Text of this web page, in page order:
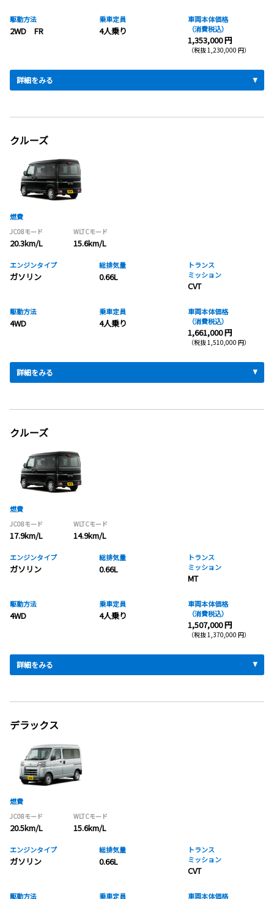
駆動方法
2WD FR
乗車定員
4人乗り
車両本体価格
（消費税込）
1,353,000 円
（税抜 1,230,000 円）
詳細をみる
クルーズ
燃費
JC08モード
20.3km/L
WLTCモード
15.6km/L
エンジンタイプ
ガソリン
総排気量
0.66L
トランス
ミッション
CVT
駆動方法
4WD
乗車定員
4人乗り
車両本体価格
（消費税込）
1,661,000 円
（税抜 1,510,000 円）
詳細をみる
クルーズ
燃費
JC08モード
17.9km/L
WLTCモード
14.9km/L
エンジンタイプ
ガソリン
総排気量
0.66L
トランス
ミッション
MT
駆動方法
4WD
乗車定員
4人乗り
車両本体価格
（消費税込）
1,507,000 円
（税抜 1,370,000 円）
詳細をみる
デラックス
燃費
JC08モード
20.5km/L
WLTCモード
15.6km/L
エンジンタイプ
ガソリン
総排気量
0.66L
トランス
ミッション
CVT
駆動方法 乗車定員 車両本体価格